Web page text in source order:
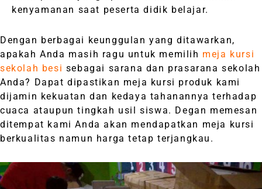
kenyamanan saat peserta didik belajar.
Dengan berbagai keunggulan yang ditawarkan,
apakah Anda masih ragu untuk memilih meja kursi
sekolah besi sebagai sarana dan prasarana sekolah
Anda? Dapat dipastikan meja kursi produk kami
dijamin kekuatan dan kedaya tahanannya terhadap
cuaca ataupun tingkah usil siswa. Degan memesan
ditempat kami Anda akan mendapatkan meja kursi
berkualitas namun harga tetap terjangkau.